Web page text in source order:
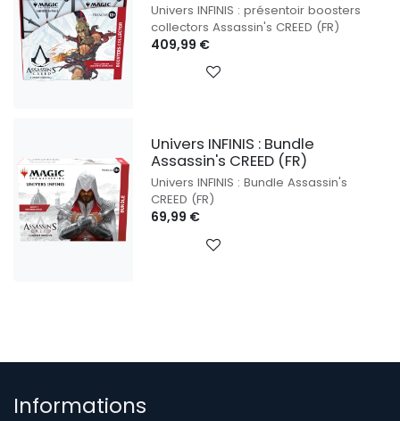
Univers INFINIS : présentoir boosters
collectors Assassin's CREED (FR)
409,99 €
Univers INFINIS : Bundle
Assassin's CREED (FR)
Univers INFINIS : Bundle Assassin's
CREED (FR)
69,99 €
Informations